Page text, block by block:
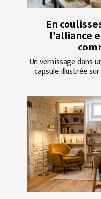
En
l’alliance
Un vernissage dans
capsule illustrée